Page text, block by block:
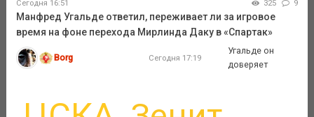
Сегодня 16:51 325 9
Манфред Угальде ответил, переживает ли за игровое
время на фоне перехода Мирлинда Даку в «Спартак»
Borg Сегодня 17:19
Угальде он
доверяет